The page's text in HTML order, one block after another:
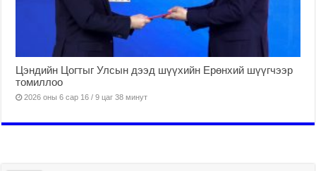
Цэндийн Цогтыг Улсын дээд шүүхийн Ерөнхий шүүгчээр
томиллоо
2026 оны 6 сар 16 / 9 цаг 38 минут